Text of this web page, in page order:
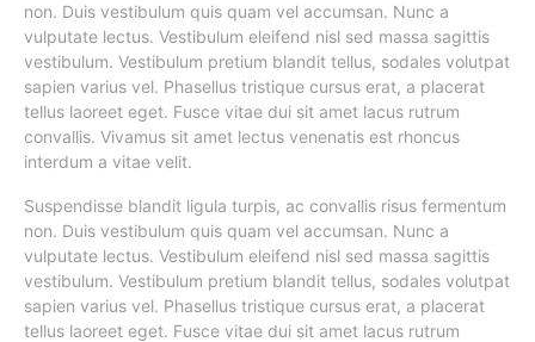
non. Duis vestibulum quis quam vel accumsan. Nunc a
vulputate lectus. Vestibulum eleifend nisl sed massa sagittis
vestibulum. Vestibulum pretium blandit tellus, sodales volutpat
sapien varius vel. Phasellus tristique cursus erat, a placerat
tellus laoreet eget. Fusce vitae dui sit amet lacus rutrum
convallis. Vivamus sit amet lectus venenatis est rhoncus
interdum a vitae velit.
Suspendisse blandit ligula turpis, ac convallis risus fermentum
non. Duis vestibulum quis quam vel accumsan. Nunc a
vulputate lectus. Vestibulum eleifend nisl sed massa sagittis
vestibulum. Vestibulum pretium blandit tellus, sodales volutpat
sapien varius vel. Phasellus tristique cursus erat, a placerat
tellus laoreet eget. Fusce vitae dui sit amet lacus rutrum